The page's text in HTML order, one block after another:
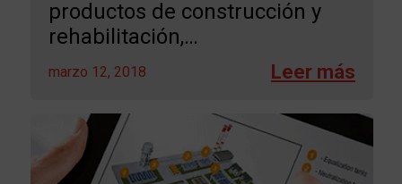
productos de construcción y
rehabilitación,…
marzo 12, 2018